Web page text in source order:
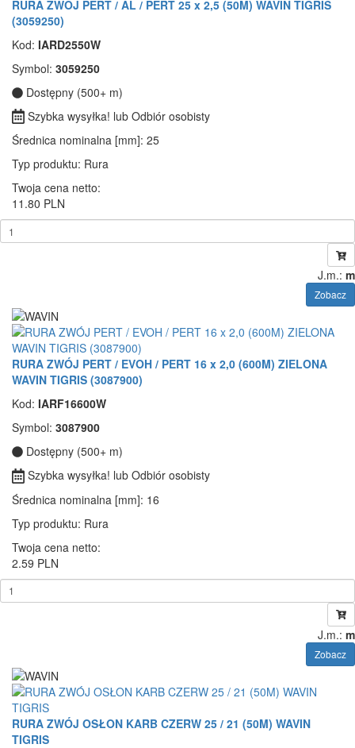
RURA ZWÓJ PERT / AL / PERT 25 x 2,5 (50M) WAVIN TIGRIS
(3059250)
Kod: IARD2550W
Symbol: 3059250
Dostępny (500+ m)
Szybka wysyłka! lub Odbiór osobisty
Średnica nominalna [mm]: 25
Typ produktu: Rura
Twoja cena netto:
11.80 PLN
J.m.: m
Zobacz
RURA ZWÓJ PERT / EVOH / PERT 16 x 2,0 (600M) ZIELONA
WAVIN TIGRIS (3087900)
Kod: IARF16600W
Symbol: 3087900
Dostępny (500+ m)
Szybka wysyłka! lub Odbiór osobisty
Średnica nominalna [mm]: 16
Typ produktu: Rura
Twoja cena netto:
2.59 PLN
J.m.: m
Zobacz
RURA ZWÓJ OSŁON KARB CZERW 25 / 21 (50M) WAVIN
TIGRIS